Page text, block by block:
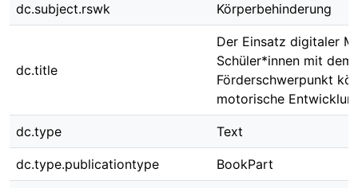
dc.subject.rswk Körperbehinderung
dc.title
Der Einsatz digitaler
Schüler*innen mit dem
Förderschwerpunkt
motorische
dc.type Text
dc.type.publicationtype BookPart